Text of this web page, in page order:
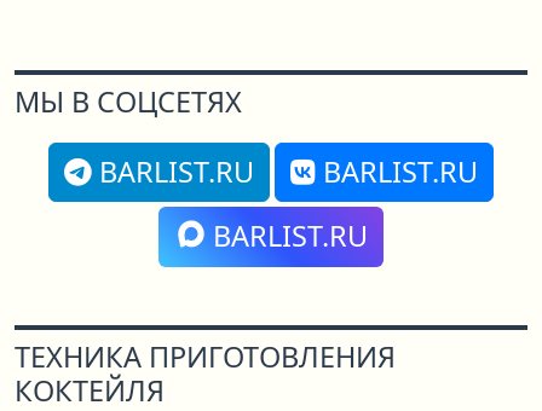
МЫ В СОЦСЕТЯХ
BARLIST.RU
BARLIST.RU
BARLIST.RU
ТЕХНИКА ПРИГОТОВЛЕНИЯ
КОКТЕЙЛЯ